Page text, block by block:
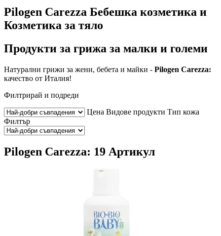
Pilogen Carezza Бебешка козметика и
Козметика за тяло
Продукти за грижа за малки и големи
Натурални грижи за жени, бебета и майки - Pilogen Carezza:
качество от Италия!
Филтрирай и подреди
Цена Видове продукти Тип кожа
Филтър
Pilogen Carezza: 19 Артикул